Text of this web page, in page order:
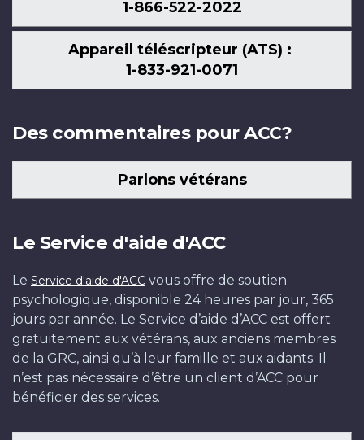
1-866-522-2022
Appareil téléscripteur (ATS) :
1-833-921-0071
Des commentaires pour ACC?
Parlons vétérans
Le Service d'aide d'ACC
Le Service d'aide d'ACC vous offre de soutien
psychologique, disponible 24 heures par jour, 365
jours par année. Le Service d’aide d’ACC est offert
gratuitement aux vétérans, aux anciens membres
de la GRC, ainsi qu’à leur famille et aux aidants. Il
n’est pas nécessaire d’être un client d’ACC pour
bénéficier des services.